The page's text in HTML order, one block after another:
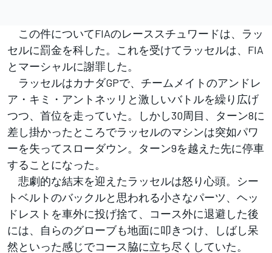
この件についてFIAのレーススチュワードは、ラッ
セルに罰金を科した。これを受けてラッセルは、FIA
とマーシャルに謝罪した。
ラッセルはカナダGPで、チームメイトのアンドレ
ア・キミ・アントネッリと激しいバトルを繰り広げ
つつ、首位を走っていた。しかし30周目、ターン8に
差し掛かったところでラッセルのマシンは突如パワ
ーを失ってスローダウン。ターン9を越えた先に停車
することになった。
悲劇的な結末を迎えたラッセルは怒り心頭。シー
トベルトのバックルと思われる小さなパーツ、ヘッ
ドレストを車外に投げ捨て、コース外に退避した後
には、自らのグローブも地面に叩きつけ、しばし呆
然といった感じでコース脇に立ち尽くしていた。